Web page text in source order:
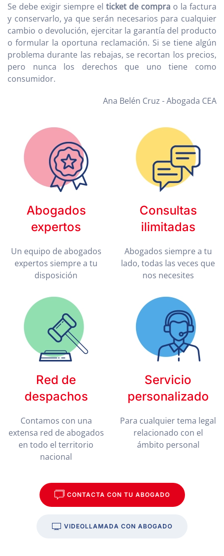
Se debe exigir siempre el ticket de compra o la factura
y conservarlo, ya que serán necesarios para cualquier
cambio o devolución, ejercitar la garantía del producto
o formular la oportuna reclamación. Si se tiene algún
problema durante las rebajas, se recortan los precios,
pero nunca los derechos que uno tiene como
consumidor.
Ana Belén Cruz - Abogada CEA
Abogados
expertos
Un equipo de abogados
expertos siempre a tu
disposición
Consultas
ilimitadas
Abogados siempre a tu
lado, todas las veces que
nos necesites
Red de
despachos
Contamos con una
extensa red de abogados
en todo el territorio
nacional
Servicio
personalizado
Para cualquier tema legal
relacionado con el
ámbito personal
CONTACTA CON TU ABOGADO
VIDEOLLAMADA CON ABOGADO